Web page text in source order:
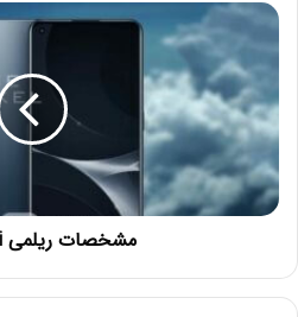
مشخصات ریلمی 9i لو رفت